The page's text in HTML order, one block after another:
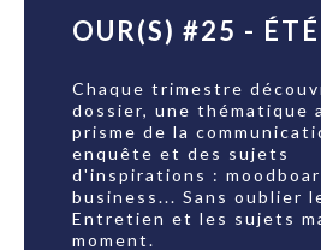
OUR(S) #25 -
Chaque trimestre
dossier, une thématique
prisme de la
enquête et des sujets
d'inspirations :
business... Sans oublier
Entretien et les sujets
moment.